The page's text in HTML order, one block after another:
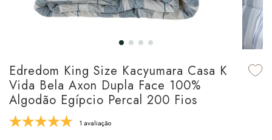
em Marcas
em Tapetes
& Sobre-Lençol Avulso
& Manta para Cama
Cama
Prato & Copa
em Mesa & Cozinha
em Banho
Edredom King Size Kacyumara Casa K
Vida Bela Axon Dupla Face 100%
Algodão Egípcio Percal 200 Fios
1 avaliação